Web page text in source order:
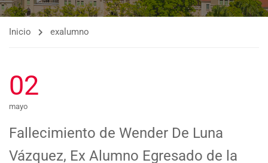
Inicio exalumno
02
mayo
Fallecimiento de Wender De Luna
Vázquez, Ex Alumno Egresado de la